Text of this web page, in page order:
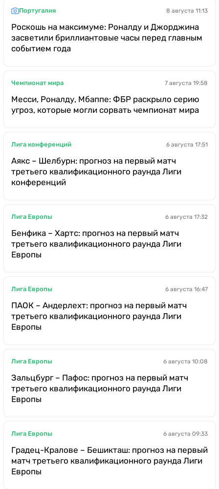
Португалия 8 августа 11:13
Роскошь на максимуме: Роналду и Джорджина
засветили бриллиантовые часы перед главным
событием года
Чемпионат мира 7 августа 19:58
Месси, Роналду, Мбаппе: ФБР раскрыло серию
угроз, которые могли сорвать чемпионат мира
Лига конференций 6 августа 17:51
Аякс – Шелбурн: прогноз на первый матч
третьего квалификационного раунда Лиги
конференций
Лига Европы 6 августа 17:32
Бенфика – Хартс: прогноз на первый матч
третьего квалификационного раунда Лиги
Европы
Лига Европы 6 августа 16:47
ПАОК – Андерлехт: прогноз на первый матч
третьего квалификационного раунда Лиги
Европы
Лига Европы 6 августа 10:08
Зальцбург – Пафос: прогноз на первый матч
третьего квалификационного раунда Лиги
Европы
Лига Европы 6 августа 09:33
Градец-Кралове – Бешикташ: прогноз на первый
матч третьего квалификационного раунда Лиги
Европы